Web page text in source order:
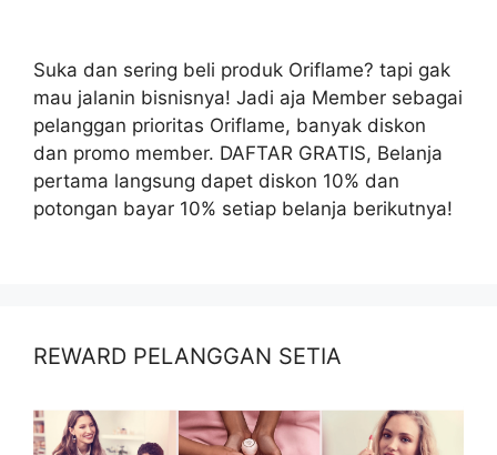
Suka dan sering beli produk Oriflame? tapi gak
mau jalanin bisnisnya! Jadi aja Member sebagai
pelanggan prioritas Oriflame, banyak diskon
dan promo member. DAFTAR GRATIS, Belanja
pertama langsung dapet diskon 10% dan
potongan bayar 10% setiap belanja berikutnya!
REWARD PELANGGAN SETIA